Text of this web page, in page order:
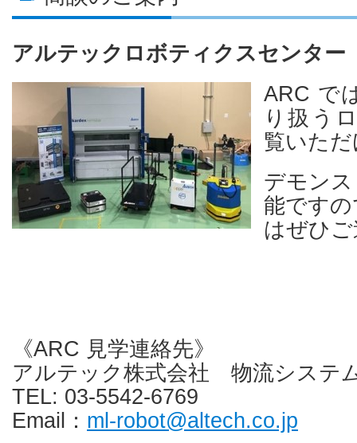
アルテックロボティクスセンター
ARC で
り扱う
覧いた
デモン
能です
はぜひ
《ARC 見学連絡先》
アルテック株式会社 物流システ
TEL: 03-5542-6769
Email： ml-robot@altech.co.jp